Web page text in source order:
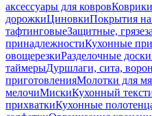
аксессуары для ковров
дорожкиЦиновкиПокрытия
тафтинговыеЗащитные,
принадлежностиКухонные
овощерезкиРазделочные доски
таймерыДуршлаги, сита,
приготовленияМолотки для
мелочиМискиКухонный
прихваткиКухонные